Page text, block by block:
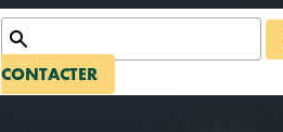
CONTACTER